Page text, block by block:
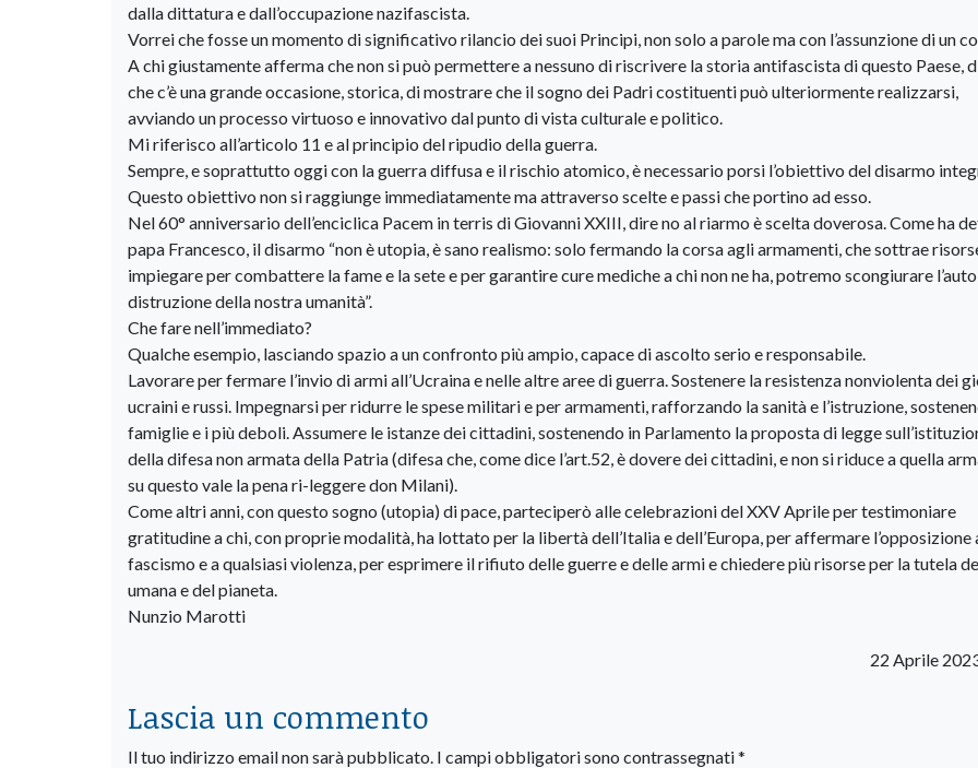
dalla dittatura e dall’occupazione nazifascista.
Vorrei che fosse un momento di significativo rilancio dei suoi Principi, non solo a parole ma con l’assunzione di un
A chi giustamente afferma che non si può permettere a nessuno di riscrivere la storia antifascista di questo Paese,
che c’è una grande occasione, storica, di mostrare che il sogno dei Padri costituenti può ulteriormente realizzarsi,
avviando un processo virtuoso e innovativo dal punto di vista culturale e politico.
Mi riferisco all’articolo 11 e al principio del ripudio della guerra.
Sempre, e soprattutto oggi con la guerra diffusa e il rischio atomico, è necessario porsi l’obiettivo del disarmo
Questo obiettivo non si raggiunge immediatamente ma attraverso scelte e passi che portino ad esso.
Nel 60° anniversario dell’enciclica Pacem in terris di Giovanni XXIII, dire no al riarmo è scelta doverosa. Come ha
papa Francesco, il disarmo “non è utopia, è sano realismo: solo fermando la corsa agli armamenti, che sottrae
impiegare per combattere la fame e la sete e per garantire cure mediche a chi non ne ha, potremo scongiurare
distruzione della nostra umanità”.
Che fare nell’immediato?
Qualche esempio, lasciando spazio a un confronto più ampio, capace di ascolto serio e responsabile.
Lavorare per fermare l’invio di armi all’Ucraina e nelle altre aree di guerra. Sostenere la resistenza nonviolenta dei
ucraini e russi. Impegnarsi per ridurre le spese militari e per armamenti, rafforzando la sanità e l’istruzione,
famiglie e i più deboli. Assumere le istanze dei cittadini, sostenendo in Parlamento la proposta di legge
della difesa non armata della Patria (difesa che, come dice l’art.52, è dovere dei cittadini, e non si riduce a quella
su questo vale la pena ri-leggere don Milani).
Come altri anni, con questo sogno (utopia) di pace, parteciperò alle celebrazioni del XXV Aprile per testimoniare
gratitudine a chi, con proprie modalità, ha lottato per la libertà dell’Italia e dell’Europa, per affermare l’opposizione
fascismo e a qualsiasi violenza, per esprimere il rifiuto delle guerre e delle armi e chiedere più risorse per la tutela
umana e del pianeta.
Nunzio Marotti
22 Aprile
Lascia un commento
Il tuo indirizzo email non sarà pubblicato. I campi obbligatori sono contrassegnati*